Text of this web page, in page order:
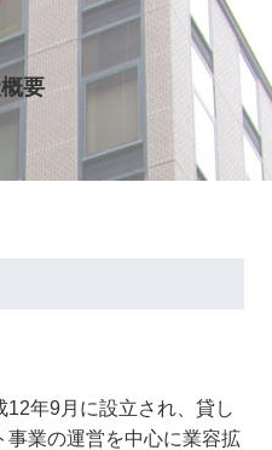
要
年9月に設立され、貸し
事業の運営を中心に業容拡